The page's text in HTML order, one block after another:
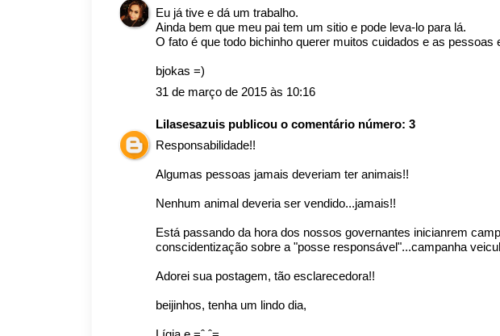
Eu já tive e dá um trabalho.
Ainda bem que meu pai tem um sitio e pode leva-lo para lá.
O fato é que todo bichinho querer muitos cuidados e as pessoas
bjokas =)
31 de março de 2015 às 10:16
Lilasesazuis publicou o comentário número: 3
Responsabilidade!!
Algumas pessoas jamais deveriam ter animais!!
Nenhum animal deveria ser vendido...jamais!!
Está passando da hora dos nossos governantes inicianrem
conscidentização sobre a "posse responsável"...campanha
Adorei sua postagem, tão esclarecedora!!
beijinhos, tenha um lindo dia,